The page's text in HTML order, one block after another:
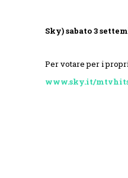
Sky) sabato 3
Per votare per i
www.sky.it/